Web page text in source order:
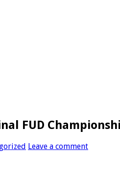
FUD
Leave a comment